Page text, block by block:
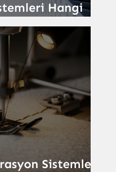
Hangi
Sistemleri